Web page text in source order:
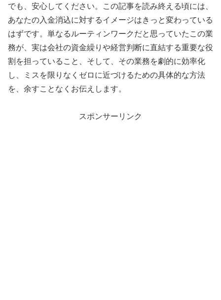
でも、安心してください。この記事を読み終える頃には、
あなたの入金消込に対するイメージはきっと変わっている
はずです。単なるルーティンワークだと思っていたこの業
務が、実は会社の資金繰りや経営判断に直結する重要な役
割を担っていること、そして、その業務を劇的に効率化
し、ミスを限りなくゼロに近づけるための具体的な方法
を、余すことなくお伝えします。
スポンサーリンク